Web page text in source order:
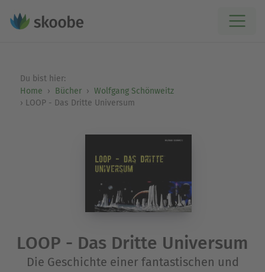
Du bist hier:
Home
Bücher
Wolfgang Schönweitz
LOOP - Das Dritte Universum
LOOP - Das Dritte Universum
Die Geschichte einer fantastischen und